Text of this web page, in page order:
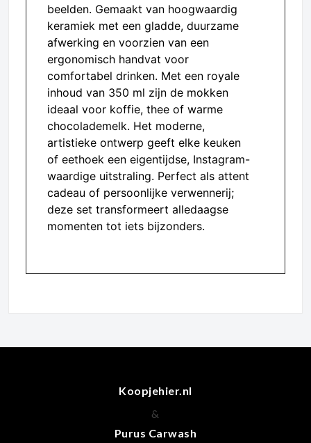
beelden. Gemaakt van hoogwaardig
keramiek met een gladde, duurzame
afwerking en voorzien van een
ergonomisch handvat voor
comfortabel drinken. Met een royale
inhoud van 350 ml zijn de mokken
ideaal voor koffie, thee of warme
chocolademelk. Het moderne,
artistieke ontwerp geeft elke keuken
of eethoek een eigentijdse, Instagram-
waardige uitstraling. Perfect als attent
cadeau of persoonlijke verwennerij;
deze set transformeert alledaagse
momenten tot iets bijzonders.
Koopjehier.nl
&
Purus Carwash